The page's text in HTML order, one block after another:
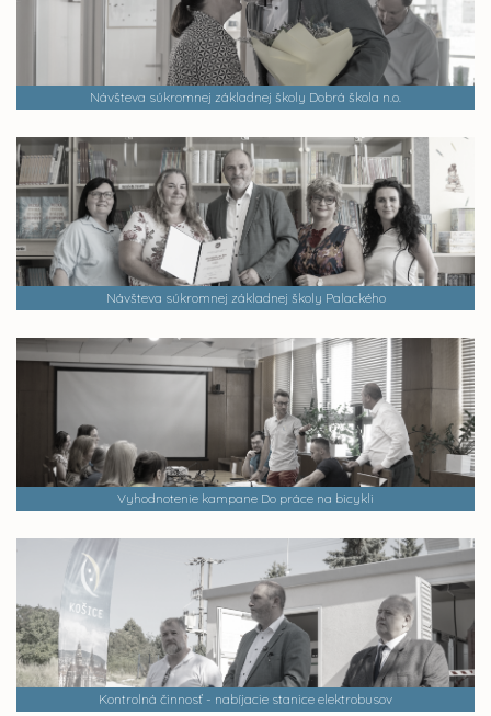
Návšteva súkromnej základnej školy Dobrá škola n.o.
Návšteva súkromnej základnej školy Palackého
Vyhodnotenie kampane Do práce na bicykli
Kontrolná činnosť - nabíjacie stanice elektrobusov